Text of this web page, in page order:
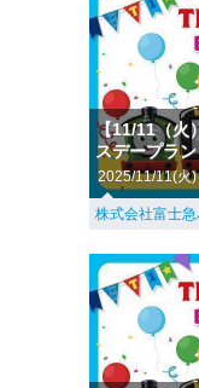
【11/11（火
スデープラン
2025/11/11(火)
株式会社富士急